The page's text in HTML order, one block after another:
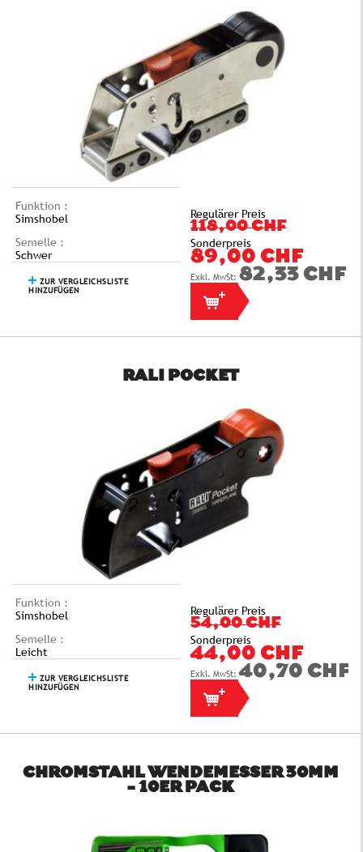
Funktion :
Simshobel
Semelle :
Schwer
ZUR VERGLEICHSLISTE
HINZUFÜGEN
Regulärer Preis
118,00 CHF
Sonderpreis
89,00 CHF
82,33 CHF
RALI POCKET
Funktion :
Simshobel
Semelle :
Leicht
ZUR VERGLEICHSLISTE
HINZUFÜGEN
Regulärer Preis
54,00 CHF
Sonderpreis
44,00 CHF
40,70 CHF
CHROMSTAHL WENDEMESSER 30MM
- 10ER PACK